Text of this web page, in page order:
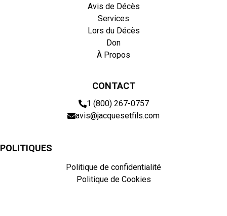
Avis de Décès
Services
Lors du Décès
Don
À Propos
CONTACT
1 (800) 267-0757
avis@jacquesetfils.com
POLITIQUES
Politique de confidentialité
Politique de Cookies